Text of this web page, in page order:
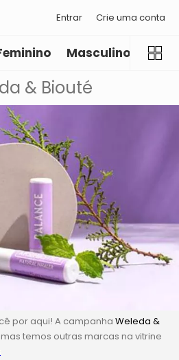
Entrar Crie uma conta
Masculino
& Biouté
por aqui! A campanha Weleda &
temos outras marcas na vitrine